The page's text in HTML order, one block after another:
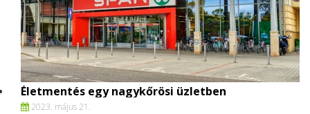
Életmentés egy nagykőrösi üzletben
2023. május 21.